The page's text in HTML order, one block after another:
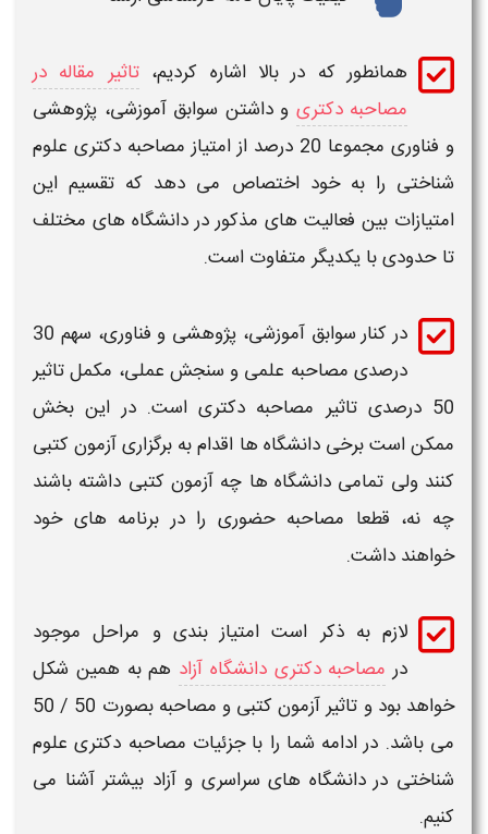
همانطور که در بالا اشاره کردیم،تاثیر مقاله در
مصاحبه دکتری و داشتن سوابق آموزشی، پژوهشی
و فناوری مجموعا 20 درصد از امتیاز
مصاحبه دکتری علوم
شناختی را به خود اختصاص می دهد که تقسیم این
امتیازات بین فعالیت های مذکور در دانشگاه های مختلف
تا حدودی با یکدیگر متفاوت است.
در کنارسوابق آموزشی، پژوهشی و فناوری
، سهم 30
درصدی مصاحبه علمی و سنجش عملی، مکمل تاثیر
50 درصدی
تاثیر مصاحبه دکتری است. در این بخش
ممکن است برخی دانشگاه ها اقدام به برگزاری آزمون کتبی
کنند ولی تمامی دانشگاه ها چه آزمون کتبی داشته باشند
چه نه، قطعا مصاحبه حضوری را در برنامه های خود
خواهند داشت.
لازم به ذکر است امتیاز بندی و مراحل موجود
در مصاحبه دکتری دانشگاه آزاد هم به همین شکل
خواهد بود و تاثیر آزمون کتبی و مصاحبه بصورت 50 / 50
می باشد. در ادامه شما را با جزئیات مصاحبه دکتری علوم
شناختی در دانشگاه های سراسری وآزاد بیشتر آشنا می
کنیم.